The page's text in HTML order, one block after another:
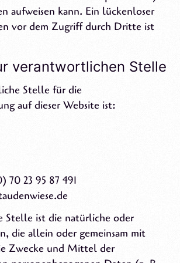
aufweisen kann. Ein lückenloser
vor dem Zugriff durch Dritte ist
verantwortlichen Stelle
Stelle für die
auf dieser Website ist:
23 95 87 491
Stelle ist die natürliche oder
die allein oder gemeinsam mit
Zwecke und Mittel der